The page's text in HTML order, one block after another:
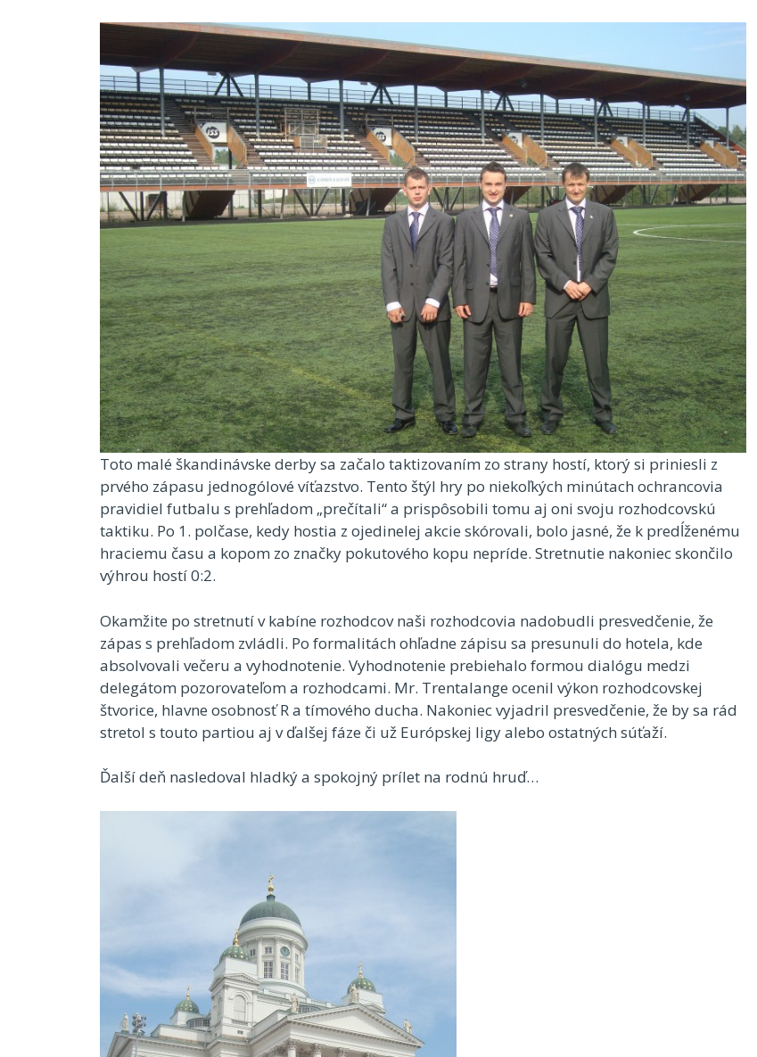
Toto malé škandinávske derby sa začalo taktizovaním zo strany hostí, ktorý si priniesli z
prvého zápasu jednogólové víťazstvo. Tento štýl hry po niekoľkých minútach ochrancovia
pravidiel futbalu s prehľadom „prečítali“ a prispôsobili tomu aj oni svoju rozhodcovskú
taktiku. Po 1. polčase, kedy hostia z ojedinelej akcie skórovali, bolo jasné, že k predĺženému
hraciemu času a kopom zo značky pokutového kopu nepríde. Stretnutie nakoniec skončilo
výhrou hostí 0:2.
Okamžite po stretnutí v kabíne rozhodcov naši rozhodcovia nadobudli presvedčenie, že
zápas s prehľadom zvládli. Po formalitách ohľadne zápisu sa presunuli do hotela, kde
absolvovali večeru a vyhodnotenie. Vyhodnotenie prebiehalo formou dialógu medzi
delegátom pozorovateľom a rozhodcami. Mr. Trentalange ocenil výkon rozhodcovskej
štvorice, hlavne osobnosť R a tímového ducha. Nakoniec vyjadril presvedčenie, že by sa rád
stretol s touto partiou aj v ďalšej fáze či už Európskej ligy alebo ostatných súťaží.
Ďalší deň nasledoval hladký a spokojný prílet na rodnú hruď…